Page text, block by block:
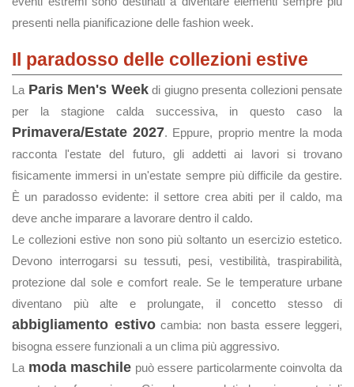
presenti nella pianificazione delle fashion week.
Il paradosso delle collezioni estive
La Paris Men's Weekdi giugno presenta collezioni pensate
per la stagione calda successiva, in questo caso la
Primavera/Estate 2027. Eppure, proprio mentre la moda
racconta l'estate del futuro, gli addetti ai lavori si trovano
fisicamente immersi in un'estate sempre più difficile da gestire.
È un paradosso evidente: il settore crea abiti per il caldo, ma
deve anche imparare a lavorare dentro il caldo.
Le collezioni estive non sono più soltanto un esercizio estetico.
Devono interrogarsi su tessuti, pesi, vestibilità, traspirabilità,
protezione dal sole e comfort reale. Se le temperature urbane
diventano più alte e prolungate, il concetto stesso di
abbigliamento estivocambia: non basta essere leggeri,
bisogna essere funzionali a un clima più aggressivo.
La moda maschile può essere particolarmente coinvolta da